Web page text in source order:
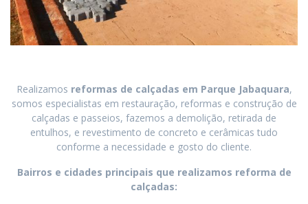
Realizamos reformas de calçadas em Parque Jabaquara,
somos especialistas em restauração, reformas e construção de
calçadas e passeios, fazemos a demolição, retirada de
entulhos, e revestimento de concreto e cerâmicas tudo
conforme a necessidade e gosto do cliente.
Bairros e cidades principais que realizamos reforma de
calçadas: